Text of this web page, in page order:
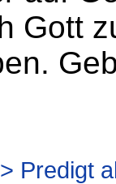
Gott
Predigt